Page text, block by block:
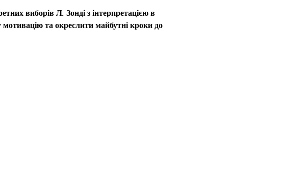
виборів Л. Зонді з інтерпретацією в
та окреслити майбутні кроки до